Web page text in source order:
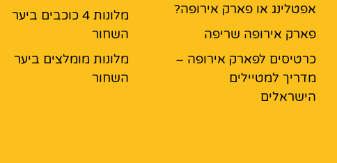
אפטלינג או פארק אירופה?
פארק אירופה שריפה
כרטיסים לפארק אירופה –
מדריך למטיילים
הישראלים
מלונות 4 כוכבים ביער
השחור
מלונות מומלצים ביער
השחור